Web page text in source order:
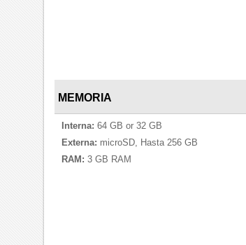
MEMORIA
Interna: 64 GB or 32 GB
Externa: microSD, Hasta 256 GB
RAM: 3 GB RAM